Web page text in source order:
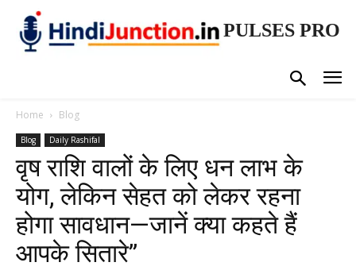
PULSES PRO
Home Blog
Blog Daily Rashifal
वृष राशि वालों के लिए धन लाभ के
योग, लेकिन सेहत को लेकर रहना
होगा सावधान—जानें क्या कहते हैं
आपके सितारे”